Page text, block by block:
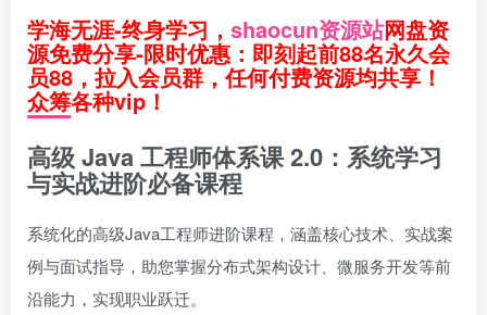
学海无涯-终身学习， shaocun资源站网盘资
源免费分享-限时优惠：即刻起前88名永久会
员88，拉入会员群，任何付费资源均共享！
众筹各种vip！
高级 Java 工程师体系课 2.0：系统学习
与实战进阶必备课程
系统化的高级Java工程师进阶课程，涵盖核心技术、实战案
例与面试指导，助您掌握分布式架构设计、微服务开发等前
沿能力，实现职业跃迁。